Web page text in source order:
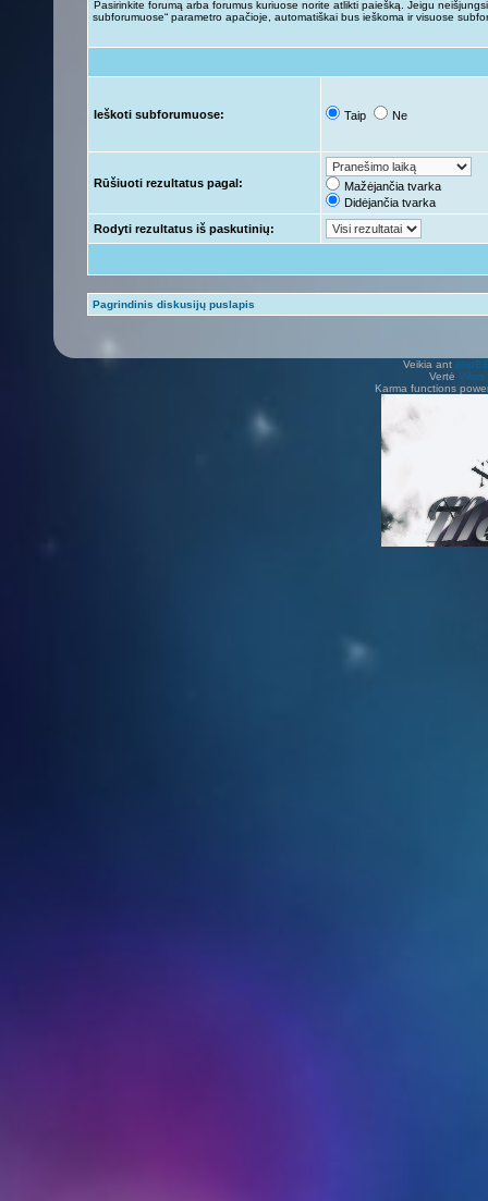
Pasirinkite forumą arba forumus kuriuose norite atlikti paiešką. Jeigu
subforumuose“ parametro apačioje, automatiškai bus ieškoma ir visuose
Ieškoti subforumuose: Taip Ne
Rūšiuoti rezultatus pagal:
Mažėjančia tvarka
Didėjančia tvarka
Rodyti rezultatus iš paskutinių:
Pagrindinis diskusijų puslapis
Veikia ant
Vertė Vilius
Karma functions